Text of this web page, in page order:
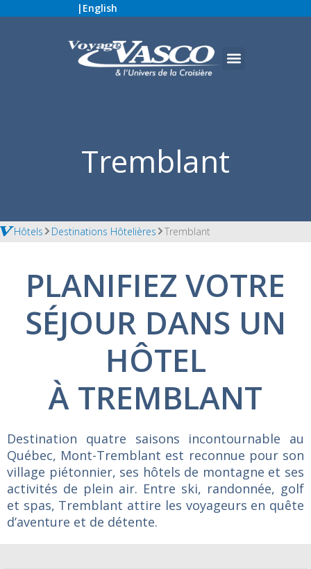
| English
Tremblant
Hôtels Destinations Hôtelières Tremblant
PLANIFIEZ VOTRE
SÉJOUR DANS UN
HÔTEL
À TREMBLANT
Destination quatre saisons incontournable au
Québec, Mont-Tremblant est reconnue pour son
village piétonnier, ses hôtels de montagne et ses
activités de plein air. Entre ski, randonnée, golf
et spas, Tremblant attire les voyageurs en quête
d’aventure et de détente.